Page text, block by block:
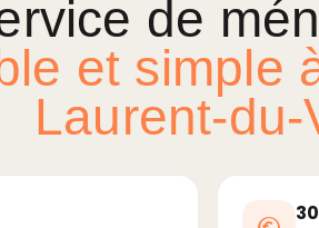
de
et simple
Laurent-du-